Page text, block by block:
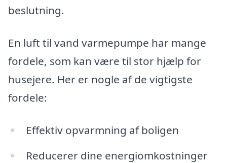
beslutning.
En luft til vand varmepumpe har mange
fordele, som kan være til stor hjælp for
husejere. Her er nogle af de vigtigste
fordele:
Effektiv opvarmning af boligen
Reducerer dine energiomkostninger